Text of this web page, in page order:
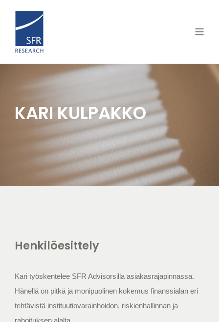
KARI KULPAKKO
Henkilöesittely
Kari työskentelee SFR Advisorsilla asiakasrajapinnassa.
Hänellä on pitkä ja monipuolinen kokemus finanssialan eri
tehtävistä instituutiovarainhoidon, riskienhallinnan ja
rahoituksen alalta.